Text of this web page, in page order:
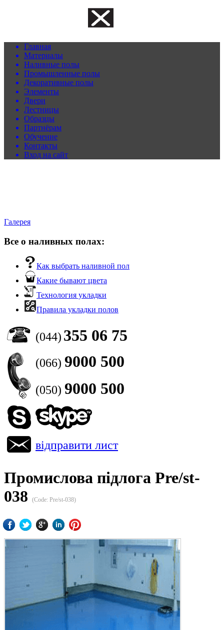
Главная
Материалы
Наливные полы
Промышленные полы
Декоративные полы
Элементы
Двери
Лестницы
Образцы
Партнёрам
Обучение
Контакты
Вход на сайт
Галерея
Все о наливных полах:
Как выбрать наливной пол
Какие бывают цвета
Технология укладки
Правила укладки полов
(044) 355 06 75
(066) 9000 500
(050) 9000 500
відправити лист
Промислова підлога Pre/st-
038
(Code: Pre/st-038)